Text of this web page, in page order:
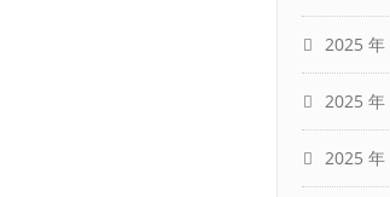
2025 年
2025 年
2025 年